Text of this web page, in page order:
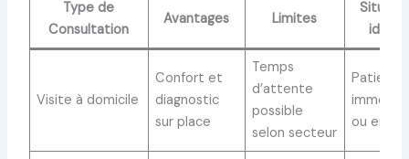
Type de
Consultation
Avantages Limites
idéale
Visite à domicile
Confort et
diagnostic
sur place
Temps
d’attente
possible
selon secteur
Patients
ou